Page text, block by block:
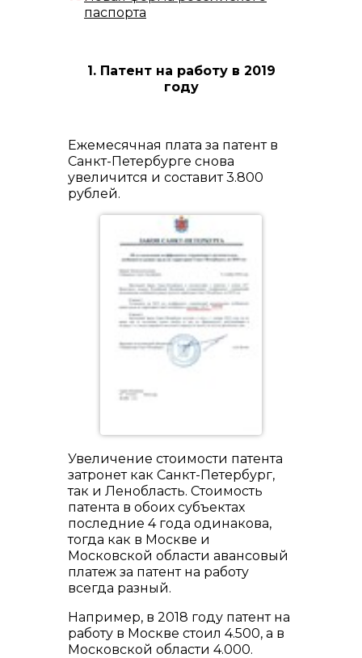
паспорта
1. Патент на работу в 2019
году
Ежемесячная плата за патент в
Санкт-Петербурге снова
увеличится и составит 3.800
рублей.
Увеличение стоимости патента
затронет как Санкт-Петербург,
так и Ленобласть. Стоимость
патента в обоих субъектах
последние 4 года одинакова,
тогда как в Москве и
Московской области авансовый
платеж за патент на работу
всегда разный.
Например, в 2018 году патент на
работу в Москве стоил 4.500, а в
Московской области 4.000.